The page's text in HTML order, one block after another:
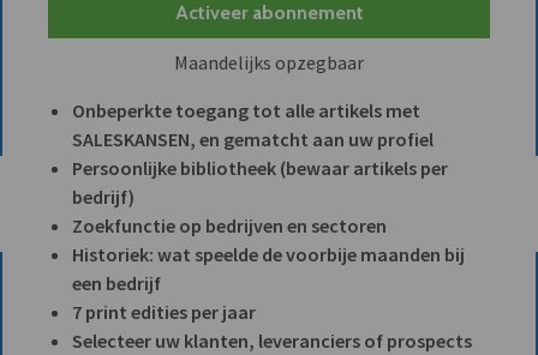
Activeer abonnement
Maandelijks opzegbaar
Onbeperkte toegang tot alle artikels met
SALESKANSEN, en gematcht aan uw profiel
Persoonlijke bibliotheek (bewaar artikels per
bedrijf)
Zoekfunctie op bedrijven en sectoren
Historiek: wat speelde de voorbije maanden bij
een bedrijf
7 print edities per jaar
Selecteer uw klanten, leveranciers of prospects